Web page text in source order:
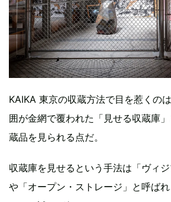
KAIKA 東京の収蔵方法で目を惹くの
囲が金網で覆われた「見せる収蔵庫
蔵品を見られる点だ。
収蔵庫を見せるという手法は「ヴィジ
や「オープン・ストレージ」と呼ば